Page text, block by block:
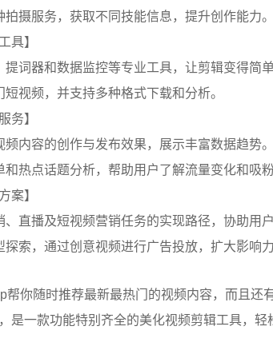
拍摄服务，获取不同技能信息，提升创作能力。
具】
提词器和数据监控等专业工具，让剪辑变得简单
短视频，并支持多种格式下载和分析。
务】
频内容的创作与发布效果，展示丰富数据趋势。
和热点话题分析，帮助用户了解流量变化和吸粉
案】
、直播及短视频营销任务的实现路径，协助用
探索，通过创意视频进行广告投放，扩大影响力
帮你随时推荐最新最热门的视频内容，而且
是一款功能特别齐全的美化视频剪辑工具，轻